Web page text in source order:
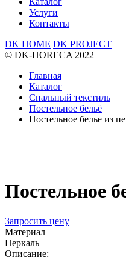
Услуги
Контакты
DK HOME DK PROJECT
© DK-HORECA 2022
Главная
Каталог
Спальный текстиль
Постельное бельё
Постельное белье из
Постельное
Запросить цену
Материал
Перкаль
Описание: